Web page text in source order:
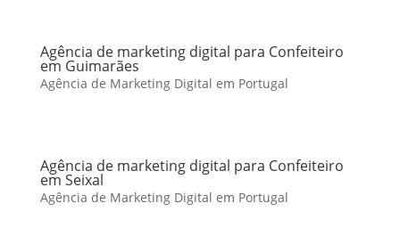
Agência de marketing digital para Confeiteiro
em Guimarães
Agência de Marketing Digital em Portugal
Agência de marketing digital para Confeiteiro
em Seixal
Agência de Marketing Digital em Portugal